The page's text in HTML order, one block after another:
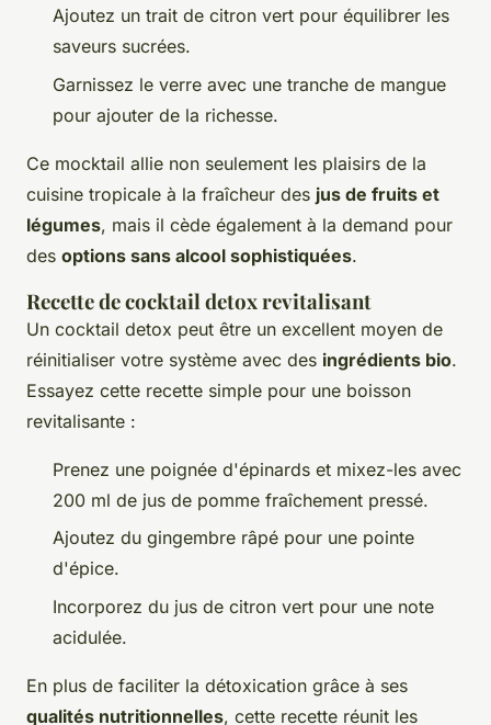
Ajoutez un trait de citron vert pour équilibrer les
saveurs sucrées.
Garnissez le verre avec une tranche de mangue
pour ajouter de la richesse.
Ce mocktail allie non seulement les plaisirs de la
cuisine tropicale à la fraîcheur des jus de fruits et
légumes, mais il cède également à la demand pour
des options sans alcool sophistiquées.
Recette de cocktail detox revitalisant
Un cocktail detox peut être un excellent moyen de
réinitialiser votre système avec des ingrédients bio.
Essayez cette recette simple pour une boisson
revitalisante :
Prenez une poignée d'épinards et mixez-les avec
200 ml de jus de pomme fraîchement pressé.
Ajoutez du gingembre râpé pour une pointe
d'épice.
Incorporez du jus de citron vert pour une note
acidulée.
En plus de faciliter la détoxication grâce à ses
qualités nutritionnelles, cette recette réunit les